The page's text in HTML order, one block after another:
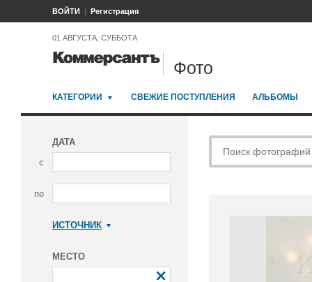
ВОЙТИ Регистрация
01 АВГУСТА, СУББОТА
Фото
КАТЕГОРИИ СВЕЖИЕ ПОСТУПЛЕНИЯ АЛЬБОМЫ
ДАТА
с
по
ИСТОЧНИК
МЕСТО